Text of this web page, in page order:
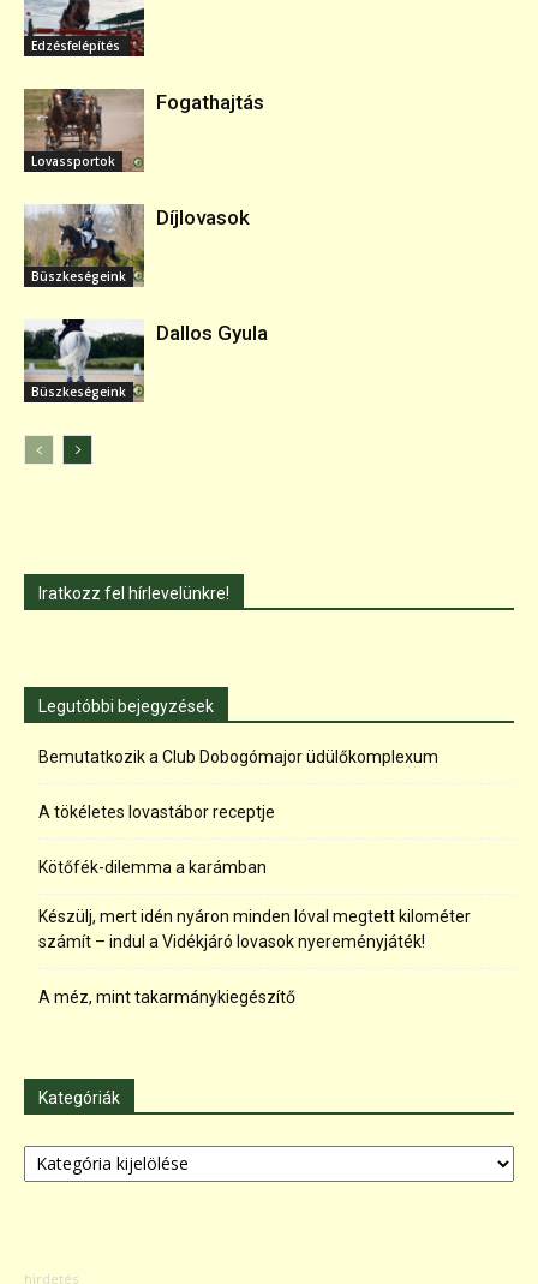
Edzésfelépítés
Lovassportok
Fogathajtás
Büszkeségeink
Díjlovasok
Büszkeségeink
Dallos Gyula
Iratkozz fel hírlevelünkre!
Legutóbbi bejegyzések
Bemutatkozik a Club Dobogómajor üdülőkomplexum
A tökéletes lovastábor receptje
Kötőfék-dilemma a karámban
Készülj, mert idén nyáron minden lóval megtett kilométer
számít – indul a Vidékjáró lovasok nyereményjáték!
A méz, mint takarmánykiegészítő
Kategóriák
Kategóriák